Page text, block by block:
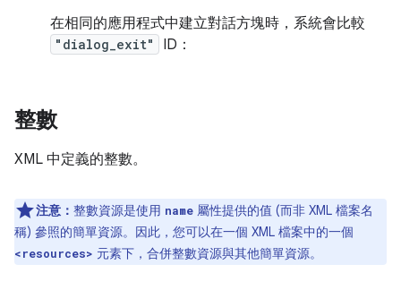
在相同的應用程式中建立對話方塊時，系統會比較
"dialog_exit" ID：
整數
XML 中定義的整數。
注意： 整數資源是使用 name 屬性提供的值 (而非 XML 檔案名
稱) 參照的簡單資源。因此，您可以在一個 XML 檔案中的一個
<resources> 元素下，合併整數資源與其他簡單資源。